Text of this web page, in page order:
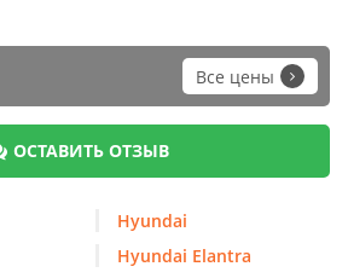
Все цены
ОСТАВИТЬ ОТЗЫВ
Hyundai
Hyundai Elantra